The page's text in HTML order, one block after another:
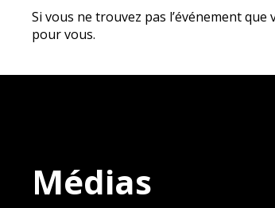
Si vous ne trouvez pas l’événement
pour vous.
Médias